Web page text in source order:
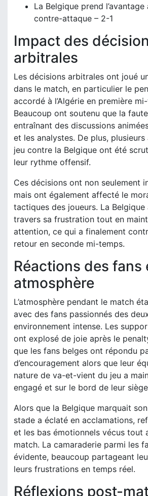
La Belgique prend
contre-attaque – 2-1
Impact des
arbitrales
Les décisions arbitrales ont joué
dans le match, en particulier le
accordé à l’Algérie en première
Beaucoup ont soutenu que la
entraînant des discussions
et les analystes. De plus,
jeu contre la Belgique ont été
leur rythme offensif.
Ces décisions ont non seulement
mais ont également affecté le
tactiques des joueurs. La Belgique
travers sa frustration tout en
attention, ce qui a finalement
retour en seconde mi-temps.
Réactions des fans
atmosphère
L’atmosphère pendant le match
avec des fans passionnés des
environnement intense. Les
ont explosé de joie après le
que les fans belges ont répondu
d’encouragement alors que leur
nature de va-et-vient du jeu a
engagé et sur le bord de leur
Alors que la Belgique marquait
stade a éclaté en acclamations,
et les bas émotionnels vécus tout
match. La camaraderie parmi les
évidente, beaucoup partageant
leurs frustrations en temps réel.
Réflexions post-